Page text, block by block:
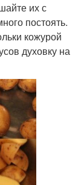
их с
постоять.
кожурой
духовку на